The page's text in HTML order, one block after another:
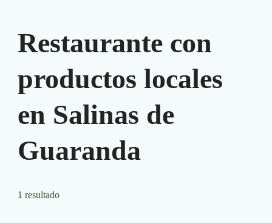
Restaurante con
productos locales
en Salinas de
Guaranda
1 resultado